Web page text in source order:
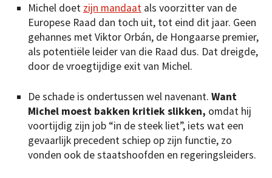
Michel doet zijn mandaat als voorzitter van de
Europese Raad dan toch uit, tot eind dit jaar. Geen
gehannes met Viktor Orbán, de Hongaarse premier,
als potentiële leider van die Raad dus. Dat dreigde,
door de vroegtijdige exit van Michel.
De schade is ondertussen wel navenant. Want
Michel moest bakken kritiek slikken, omdat hij
voortijdig zijn job “in de steek liet”, iets wat een
gevaarlijk precedent schiep op zijn functie, zo
vonden ook de staatshoofden en regeringsleiders.